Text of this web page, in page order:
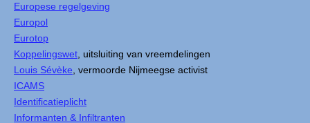
Europese regelgeving
Europol
Eurotop
Koppelingswet , uitsluiting van vreemdelingen
Louis Sévèke , vermoorde Nijmeegse activist
ICAMS
Identificatieplicht
Informanten & Infiltranten